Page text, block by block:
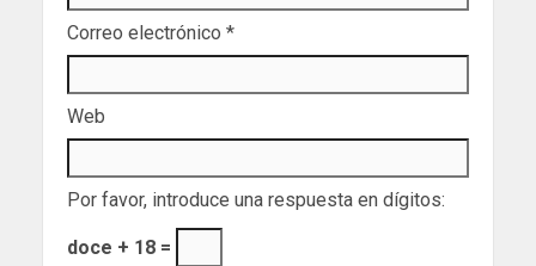
Correo electrónico *
Web
Por favor, introduce una respuesta en dígitos:
doce + 18 =